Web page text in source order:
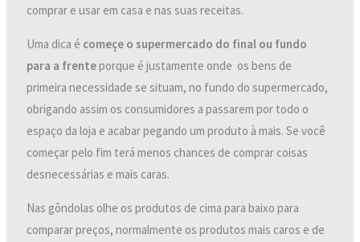
comprar e usar em casa e nas suas receitas.
Uma dica é começe o supermercado do final ou fundo
para a frenteporque é justamente onde os bens de
primeira necessidade se situam, no fundo do supermercado,
obrigando assim os consumidores a passarem por todo o
espaço da loja e acabar pegando um produto à mais. Se você
começar pelo fim terá menos chances de comprar coisas
desnecessárias e mais caras.
Nas gôndolas olhe os produtos de cima para baixo para
comparar preços, normalmente os produtos mais caros e de